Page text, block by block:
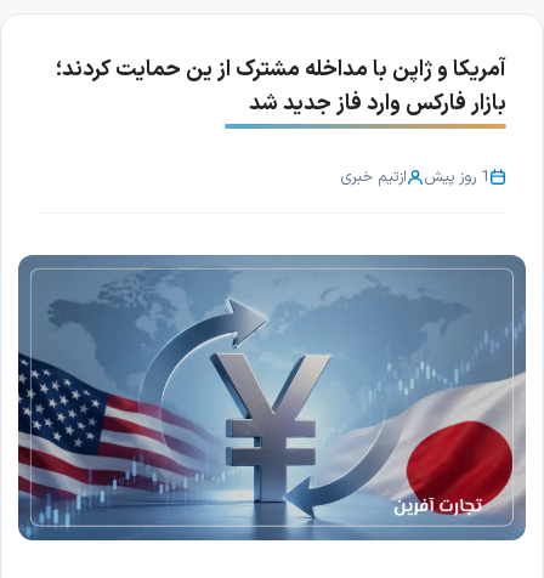
آمریکا و ژاپن با مداخله مشترک از ین حمایت کردند؛
بازار فارکس وارد فاز جدید شد
1 روز پیش ازتیم خبری